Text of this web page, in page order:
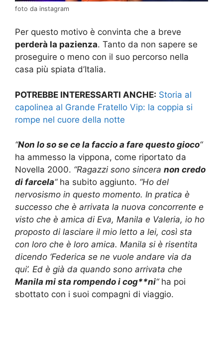
foto da instagram
Per questo motivo è convinta che a breve
perderà la pazienza. Tanto da non sapere se
proseguire o meno con il suo percorso nella
casa più spiata d’Italia.
POTREBBE INTERESSARTI ANCHE: Storia al
capolinea al Grande Fratello Vip: la coppia si
rompe nel cuore della notte
“Non lo so se ce la faccio a fare questo gioco“
ha ammesso la vippona, come riportato da
Novella 2000. “Ragazzi sono sincera non credo
di farcela“ha subito aggiunto. “Ho del
nervosismo in questo momento. In pratica è
successo che è arrivata la nuova concorrente e
visto che è amica di Eva, Manila e Valeria, io ho
proposto di lasciare il mio letto a lei, così sta
con loro che è loro amica. Manila si è risentita
dicendo ‘Federica se ne vuole andare via da
qui’. Ed è già da quando sono arrivata che
Manila mi sta rompendo i cog**ni“ha poi
sbottato con i suoi compagni di viaggio.